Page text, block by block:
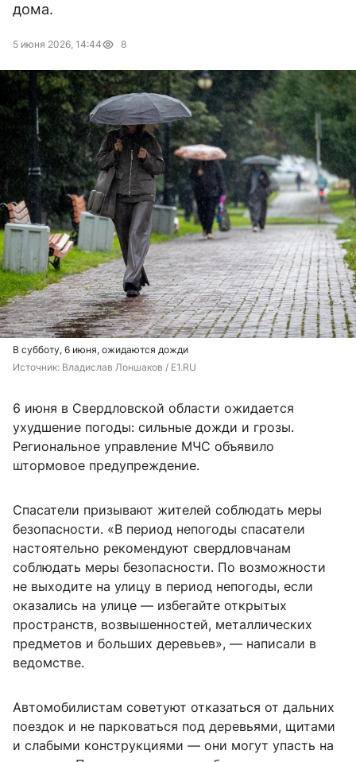
дома.
5 июня 2026, 14:44 8
В субботу, 6 июня, ожидаются дожди
Источник: Владислав Лоншаков / E1.RU
6 июня в Свердловской области ожидается
ухудшение погоды: сильные дожди и грозы.
Региональное управление МЧС объявило
штормовое предупреждение.
Спасатели призывают жителей соблюдать меры
безопасности. «В период непогоды спасатели
настоятельно рекомендуют свердловчанам
соблюдать меры безопасности. По возможности
не выходите на улицу в период непогоды, если
оказались на улице — избегайте открытых
пространств, возвышенностей, металлических
предметов и больших деревьев», — написали в
ведомстве.
Автомобилистам советуют отказаться от дальних
поездок и не парковаться под деревьями, щитами
и слабыми конструкциями — они могут упасть на